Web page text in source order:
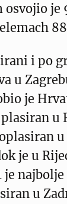
je
i po
u
je
u
u
je u
je
u